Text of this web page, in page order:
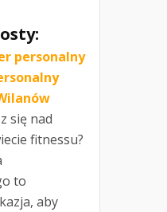
personalny
się nad
fitnessu?
to
aby